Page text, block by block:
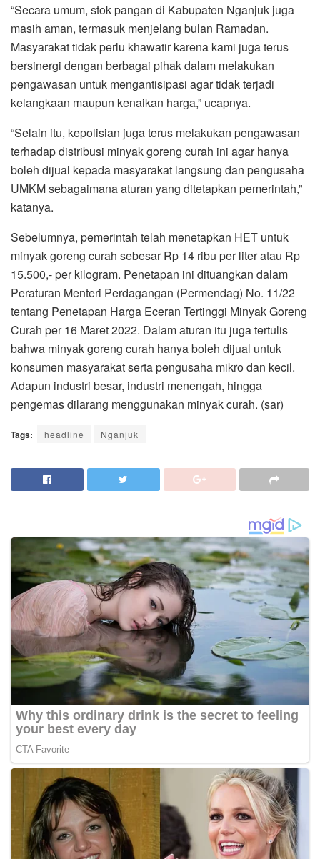
“Secara umum, stok pangan di Kabupaten Nganjuk juga
masih aman, termasuk menjelang bulan Ramadan.
Masyarakat tidak perlu khawatir karena kami juga terus
bersinergi dengan berbagai pihak dalam melakukan
pengawasan untuk mengantisipasi agar tidak terjadi
kelangkaan maupun kenaikan harga,” ucapnya.
“Selain itu, kepolisian juga terus melakukan pengawasan
terhadap distribusi minyak goreng curah ini agar hanya
boleh dijual kepada masyarakat langsung dan pengusaha
UMKM sebagaimana aturan yang ditetapkan pemerintah,”
katanya.
Sebelumnya, pemerintah telah menetapkan HET untuk
minyak goreng curah sebesar Rp 14 ribu per liter atau Rp
15.500,- per kilogram. Penetapan ini dituangkan dalam
Peraturan Menteri Perdagangan (Permendag) No. 11/22
tentang Penetapan Harga Eceran Tertinggi Minyak Goreng
Curah per 16 Maret 2022. Dalam aturan itu juga tertulis
bahwa minyak goreng curah hanya boleh dijual untuk
konsumen masyarakat serta pengusaha mikro dan kecil.
Adapun industri besar, industri menengah, hingga
pengemas dilarang menggunakan minyak curah. (sar)
Tags: headline Nganjuk